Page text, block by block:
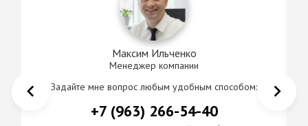
Максим Ильченко
Менеджер компании
Задайте мне вопрос любым удобным способом:
+7 (963) 266-54-40